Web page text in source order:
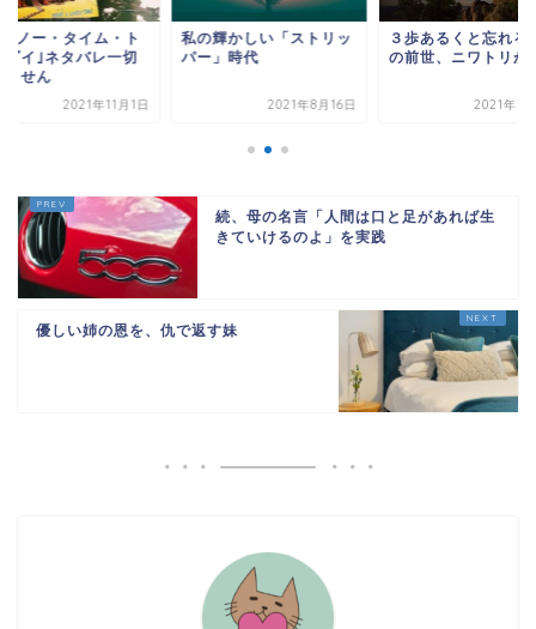
ノー・タイム・ト
ダイ｣ネタバレ一切
ません
2021年11月1日
私の輝かしい「ストリッ
パー」時代
2021年8月16日
３歩あるくと忘れる
の前世、ニワトリか
2021年7
続、母の名言「人間は口と足があれば生
きていけるのよ」を実践
優しい姉の恩を、仇で返す妹